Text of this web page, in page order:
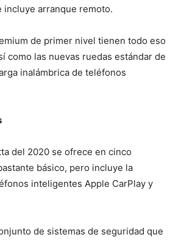
incluye arranque remoto.
de primer nivel tienen todo eso
como las nuevas ruedas estándar de
inalámbrica de teléfonos
del 2020 se ofrece en cinco
básico, pero incluye la
inteligentes Apple CarPlay y
de sistemas de seguridad que